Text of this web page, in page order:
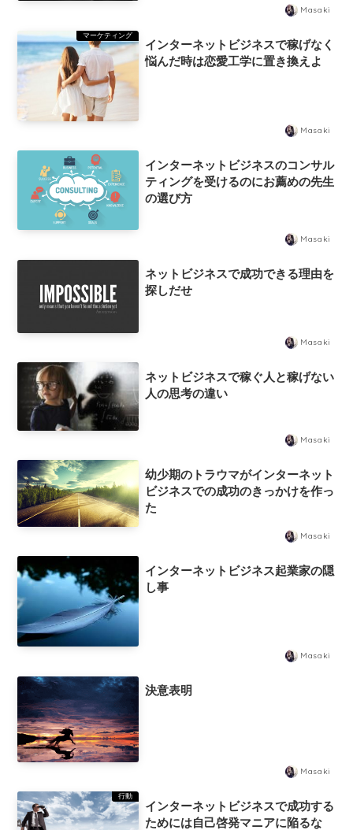
Masaki
マーケティング
インターネットビジネスで稼げなく
悩んだ時は恋愛工学に置き換えよ
Masaki
インターネットビジネスのコンサル
ティングを受けるのにお薦めの先生
の選び方
Masaki
ネットビジネスで成功できる理由を
探しだせ
Masaki
ネットビジネスで稼ぐ人と稼げない
人の思考の違い
Masaki
幼少期のトラウマがインターネット
ビジネスでの成功のきっかけを作っ
た
Masaki
インターネットビジネス起業家の隠
し事
Masaki
決意表明
Masaki
行動
インターネットビジネスで成功する
ためには自己啓発マニアに陥るな